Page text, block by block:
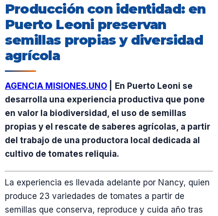
Producción con identidad: en
Puerto Leoni preservan
semillas propias y diversidad
agrícola
AGENCIA MISIONES.UNO
En Puerto Leoni se
desarrolla una experiencia productiva que pone
en valor la biodiversidad, el uso de semillas
propias y el rescate de saberes agrícolas, a partir
del trabajo de una productora local dedicada al
cultivo de tomates reliquia.
La experiencia es llevada adelante por Nancy, quien
produce 23 variedades de tomates a partir de
semillas que conserva, reproduce y cuida año tras